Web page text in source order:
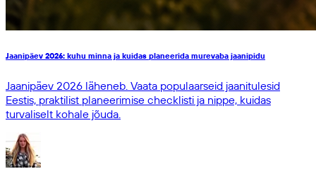
Jaanipäev 2026: kuhu minna ja kuidas planeerida murevaba jaanipidu
Jaanipäev 2026 läheneb. Vaata populaarseid jaanitulesid
Eestis, praktilist planeerimise checklisti ja nippe, kuidas
turvaliselt kohale jõuda.